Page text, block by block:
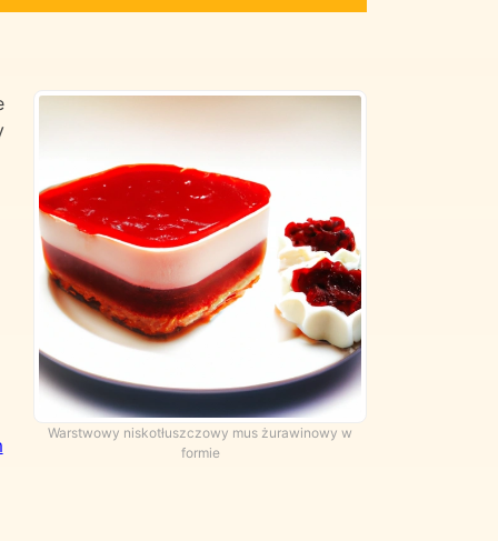
Warstwowy niskotłuszczowy mus żurawinowy w
formie